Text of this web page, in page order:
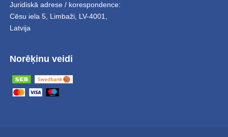
Juridiskā adrese / korespondence:
Cēsu iela 5, Limbaži, LV-4001,
Latvija
Norēķinu veidi